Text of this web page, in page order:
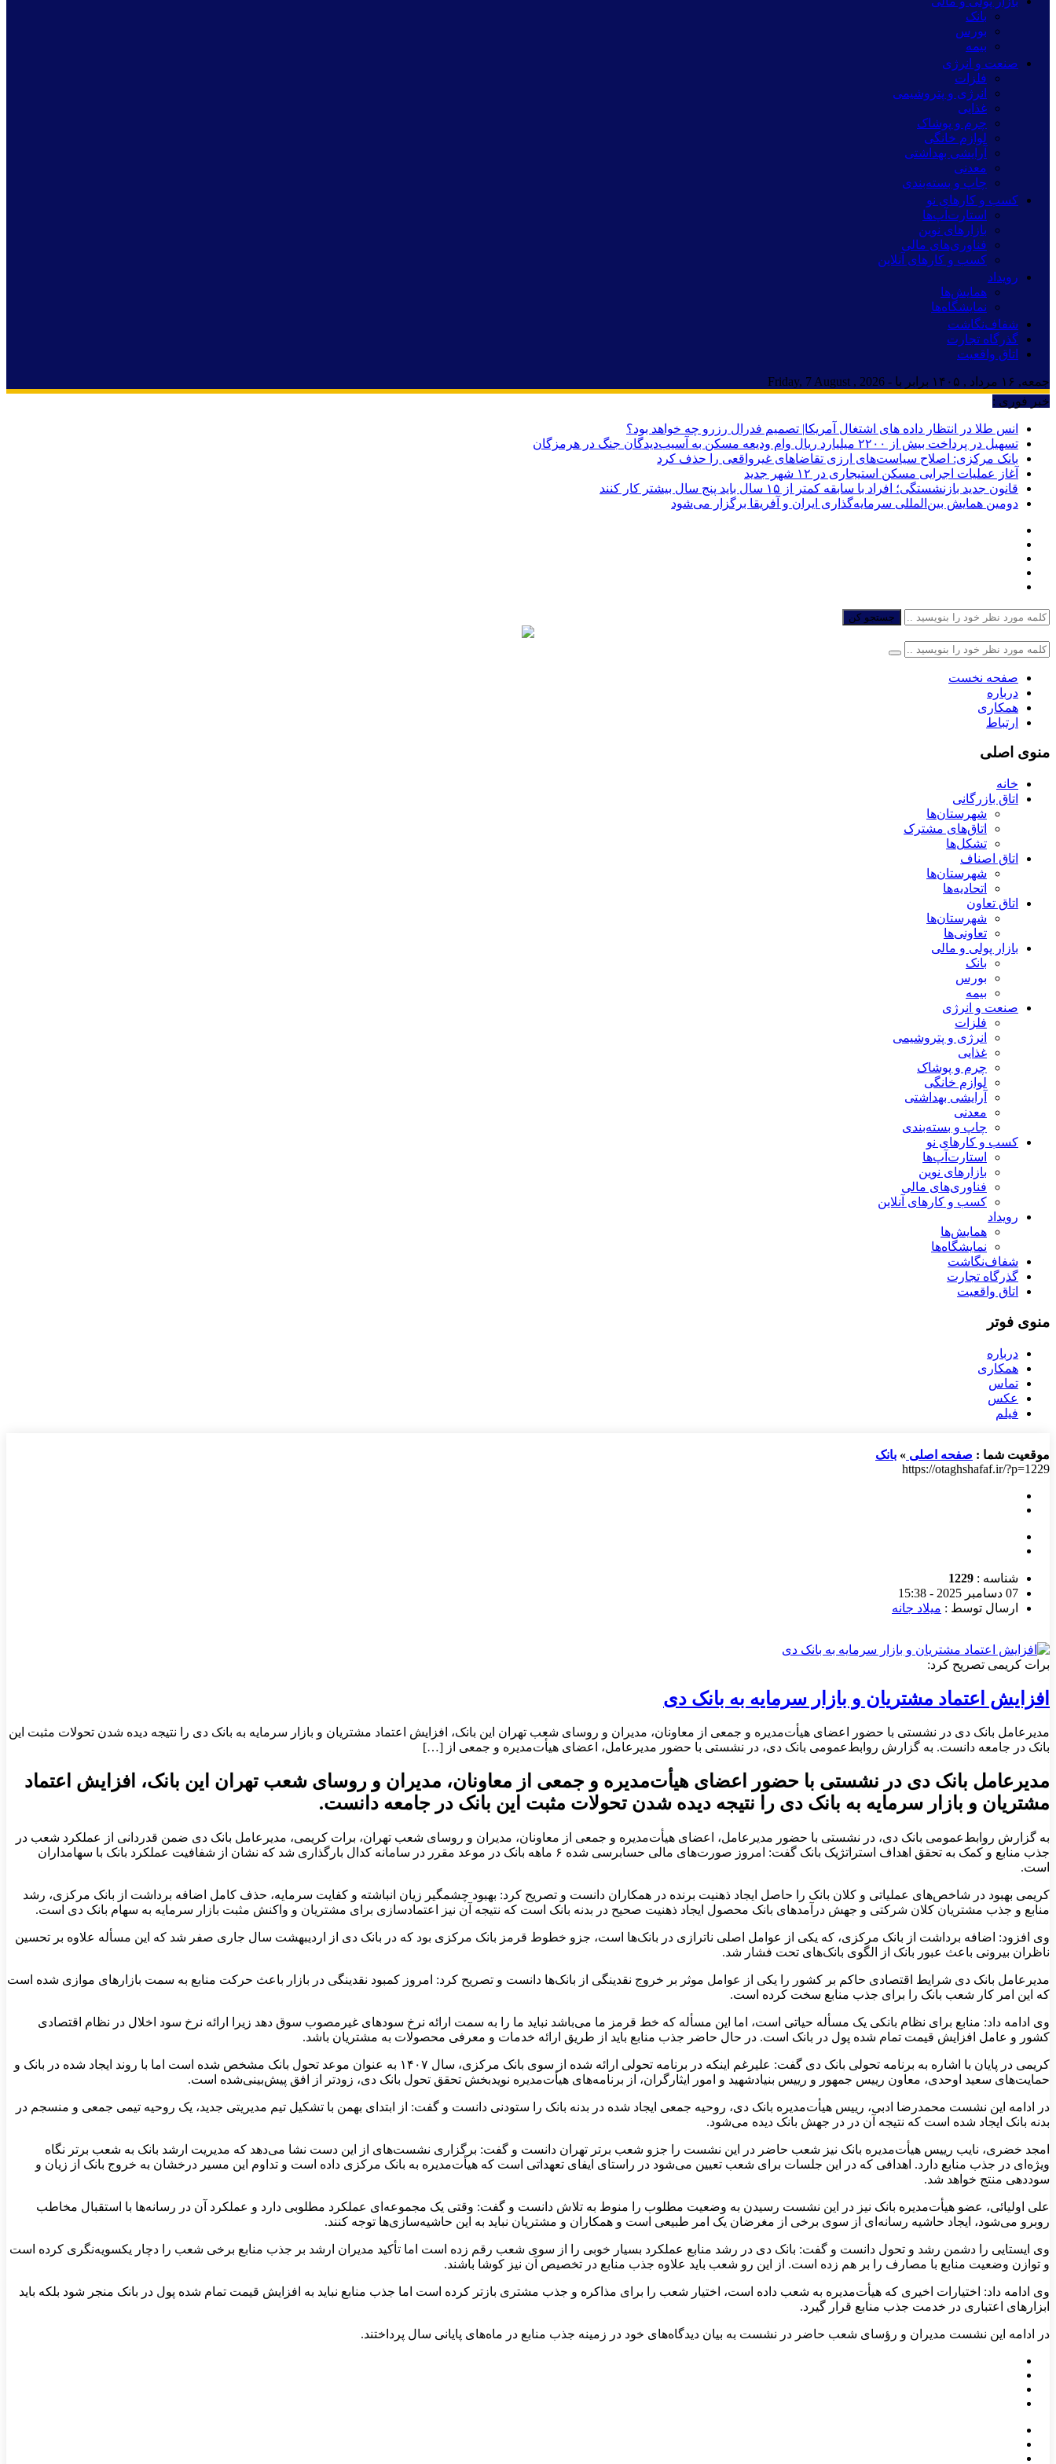
بانک
بورس
بیمه
صنعت و انرژی
فلزات
انرژی و پتروشیمی
غذایی
چرم و پوشاک
لوازم خانگی
آرایشی بهداشتی
معدنی
چاپ و بسته‌بندی
کسب و کارهای نو
استارت‌آپ‌ها
بازارهای نوین
فناوری‌های مالی
کسب و کارهای آنلاین
رویداد
همایش‌ها
نمایشگاه‌ها
شفاف‌نگاشت
گذرگاه تجارت
اتاق واقعیت
جمعه, ۱۶ مرداد , ۱۴۰۵ برابر با - Friday, 7 August , 2026
خبر فوری :
انس طلا در انتظار داده های اشتغال آمریکا| تصمیم فدرال رزرو چه خواهد بود؟
تسهیل در پرداخت بیش از ۲۲۰۰ میلیارد ریال وام ودیعه مسکن به آسیب‌دیدگان جنگ در هرمزگان
بانک مرکزی: اصلاح سیاست‌های ارزی تقاضاهای غیرواقعی را حذف کرد
آغاز عملیات اجرایی مسکن استیجاری در ۱۲ شهر جدید
قانون جدید بازنشستگی؛ افراد با سابقه کمتر از ۱۵ سال باید پنج سال بیشتر کار کنند
دومین همایش بین‌المللی سرمایه‌گذاری ایران و آفریقا برگزار می‌شود
جستجو کن
صفحه نخست
درباره
همکاری
ارتباط
منوی اصلی
خانه
اتاق بازرگانی
شهرستان‌ها
اتاق‌های مشترک
تشکل‌ها
اتاق اصناف
شهرستان‌ها
اتحادیه‌ها
اتاق تعاون
شهرستان‌ها
تعاونی‌ها
بازار پولی و مالی
بانک
بورس
بیمه
صنعت و انرژی
فلزات
انرژی و پتروشیمی
غذایی
چرم و پوشاک
لوازم خانگی
آرایشی بهداشتی
معدنی
چاپ و بسته‌بندی
کسب و کارهای نو
استارت‌آپ‌ها
بازارهای نوین
فناوری‌های مالی
کسب و کارهای آنلاین
رویداد
همایش‌ها
نمایشگاه‌ها
شفاف‌نگاشت
گذرگاه تجارت
اتاق واقعیت
منوی فوتر
درباره
همکاری
تماس
عکس
فیلم
موقعیت شما : صفحه اصلی » بانک
https://otaghshafaf.ir/?p=1229
شناسه : 1229
07 دسامبر 2025 - 15:38
ارسال توسط : میلاد جانه
برات کریمی تصریح کرد:
افزایش اعتماد مشتریان و بازار سرمایه به بانک دی
مدیرعامل بانک دی در نشستی با حضور اعضای هیأت‌مدیره و جمعی از معاونان، مدیران و روسای شعب تهران این بانک، افزایش اعتماد مشتریان و بازار سرمایه به بانک دی را نتیجه دیده شدن تحولات مثبت این
بانک در جامعه دانست. به گزارش روابط‌عمومی بانک دی، در نشستی با حضور مدیرعامل، اعضای هیأت‌مدیره و جمعی از […]
مدیرعامل بانک دی در نشستی با حضور اعضای هیأت‌مدیره و جمعی از معاونان، مدیران و روسای شعب تهران این بانک، افزایش اعتماد
مشتریان و بازار سرمایه به بانک دی را نتیجه دیده شدن تحولات مثبت این بانک در جامعه دانست.
به گزارش روابط‌عمومی بانک دی، در نشستی با حضور مدیرعامل، اعضای هیأت‌مدیره و جمعی از معاونان، مدیران و روسای شعب تهران، برات کریمی، مدیرعامل بانک دی ضمن قدردانی از عملکرد شعب در
جذب منابع و کمک به تحقق اهداف استراتژیک بانک گفت: امروز صورت‌های مالی حسابرسی شده ۶ ماهه بانک در موعد مقرر در سامانه کدال بارگذاری شد که نشان از شفافیت عملکرد بانک با سهامداران
است.
کریمی بهبود در شاخص‌های عملیاتی و کلان بانک را حاصل ایجاد ذهنیت برنده در همکاران دانست و تصریح کرد: بهبود چشمگیر زیان انباشته و کفایت سرمایه، حذف کامل اضافه برداشت از بانک مرکزی، رشد
منابع و جذب مشتریان کلان شرکتی و جهش درآمدهای بانک محصول ایجاد ذهنیت صحیح در بدنه بانک است که نتیجه آن نیز اعتمادسازی برای مشتریان و واکنش مثبت بازار سرمایه به سهام بانک دی است.
وی افزود: اضافه برداشت از بانک مرکزی، که یکی از عوامل اصلی ناترازی در بانک‌ها است، جزو خطوط قرمز بانک مرکزی بود که در بانک دی از اردیبهشت سال جاری صفر شد که این مسأله علاوه بر تحسین
ناظران بیرونی باعث عبور بانک از الگوی بانک‌های تحت فشار شد.
مدیرعامل بانک دی شرایط اقتصادی حاکم بر کشور را یکی از عوامل موثر بر خروج نقدینگی از بانک‌ها دانست و تصریح کرد: امروز کمبود نقدینگی در بازار باعث حرکت منابع به سمت بازارهای موازی شده است
که این امر کار شعب بانک را برای جذب منابع سخت کرده است.
وی ادامه داد: منابع برای نظام بانکی یک مسأله حیاتی است، اما این مسأله که خط قرمز ما می‌باشد نباید ما را به سمت ارائه نرخ سودهای غیرمصوب سوق دهد زیرا ارائه نرخ سود اخلال در نظام اقتصادی
کشور و عامل افزایش قیمت تمام شده پول در بانک است. در حال حاضر جذب منابع باید از طریق ارائه خدمات و معرفی محصولات به مشتریان باشد.
کریمی در پایان با اشاره به برنامه تحولی بانک دی گفت: علیرغم اینکه در برنامه تحولی ارائه شده از سوی بانک مرکزی، سال ۱۴۰۷ به عنوان موعد تحول بانک مشخص شده است اما با روند ایجاد شده در بانک و
حمایت‌های سعید اوحدی، معاون رییس جمهور و رییس بنیادشهید و امور ایثارگران، از برنامه‌های هیأت‌مدیره نویدبخش تحقق تحول بانک دی، زودتر از افق پیش‌بینی‌شده است.
در ادامه این نشست محمدرضا ادبی، رییس هیأت‌مدیره بانک دی، روحیه جمعی ایجاد شده در بدنه بانک را ستودنی دانست و گفت: از ابتدای بهمن با تشکیل تیم مدیریتی جدید، یک روحیه تیمی جمعی و منسجم در
بدنه بانک ایجاد شده است که نتیجه آن در در جهش بانک دیده می‌شود.
امجد خضری، نایب رییس هیأت‌مدیره بانک نیز شعب حاضر در این نشست را جزو شعب برتر تهران دانست و گفت: برگزاری نشست‌های از این دست نشا می‌دهد که مدیریت ارشد بانک به شعب برتر نگاه
ویژه‌ای در جذب منابع دارد. اهدافی که در این جلسات برای شعب تعیین می‌شود در راستای ایفای تعهداتی است که هیأت‌مدیره به بانک مرکزی داده است و تداوم این مسیر درخشان به خروج بانک از زیان و
سوددهی منتج خواهد شد.
علی اولیائی، عضو هیأت‌مدیره بانک نیز در این نشست رسیدن به وضعیت مطلوب را منوط به تلاش دانست و گفت: وقتی یک مجموعه‌ای عملکرد مطلوبی دارد و عملکرد آن در رسانه‌ها با استقبال مخاطب
روبرو می‌شود، ایجاد حاشیه رسانه‌ای از سوی برخی از مغرضان یک امر طبیعی است و همکاران و مشتریان نباید به این حاشیه‌سازی‌ها توجه کنند.
وی ایستایی را دشمن رشد و تحول دانست و گفت: بانک دی در رشد منابع عملکرد بسیار خوبی را از سوی شعب رقم زده است اما تأکید مدیران ارشد بر جذب منابع برخی شعب را دچار یکسویه‌نگری کرده است
و توازن وضعیت منابع با مصارف را بر هم زده است. از این رو شعب باید علاوه جذب منابع در تخصیص آن نیز کوشا باشند.
وی ادامه داد: اختیارات اخیری که هیأت‌مدیره به شعب داده است، اختیار شعب را برای مذاکره و جذب مشتری بازتر کرده است اما جذب منابع نباید به افزایش قیمت تمام شده پول در بانک منجر شود بلکه باید
ابزارهای اعتباری در خدمت جذب منابع قرار گیرد.
در ادامه این نشست مدیران و رؤسای شعب حاضر در نشست به بیان دیدگاه‌های خود در زمینه جذب منابع در ماه‌های پایانی سال پرداختند.